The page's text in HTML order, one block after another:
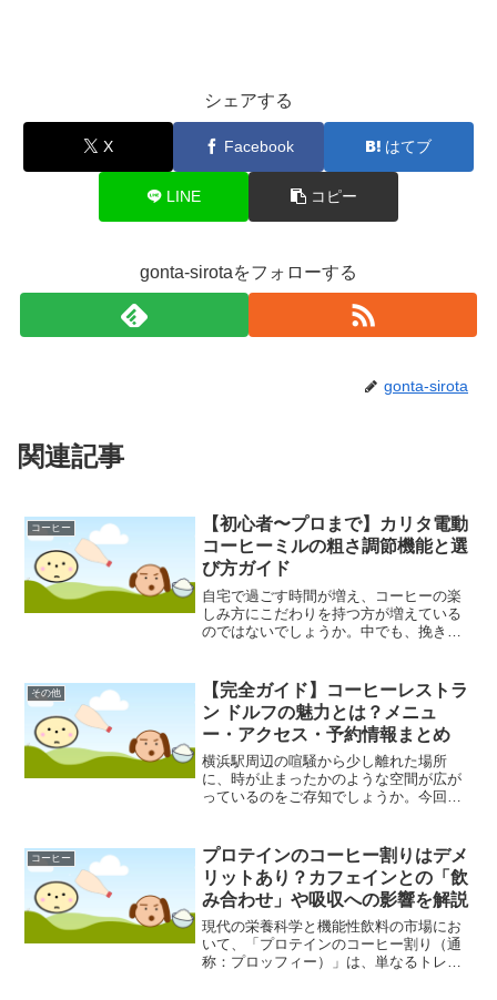
シェアする
X Facebook はてブ
LINE コピー
gonta-sirotaをフォローする
gonta-sirota
関連記事
コーヒー
【初心者〜プロまで】カリタ電動
コーヒーミルの粗さ調節機能と選
び方ガイド
自宅で過ごす時間が増え、コーヒーの楽
しみ方にこだわりを持つ方が増えている
のではないでしょうか。中でも、挽きた
ヒー豆の「挽き方」、すなわち「粗さ」
です。今回は、日本のコー...
その他
【完全ガイド】コーヒーレストラ
ン ドルフの魅力とは？メニュ
ー・アクセス・予約情報まとめ
横浜駅周辺の喧騒から少し離れた場所
に、時が止まったかのような空間が広が
っているのをご存知でしょうか。今回ご
けてきた老舗の喫茶店です。この記事で
は、まだドルフを訪れたこ...
コーヒー
プロテインのコーヒー割りはデメ
リットあり？カフェインとの「飲
み合わせ」や吸収への影響を解説
現代の栄養科学と機能性飲料の市場にお
いて、「プロテインのコーヒー割り（通
称：プロッフィー）」は、単なるトレン